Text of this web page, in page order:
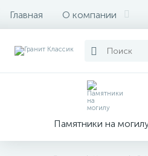
Главная О компании
Памятники на